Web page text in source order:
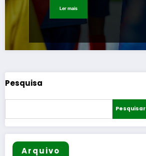
Ler mais
Pesquisa
Pesquisar
Arquivo